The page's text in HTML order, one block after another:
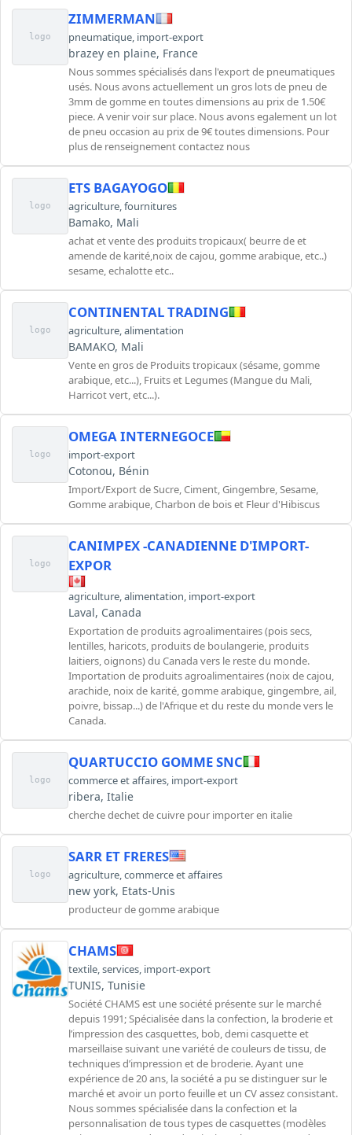
logo
ZIMMERMAN
pneumatique, import-export
brazey en plaine, France
Nous sommes spécialisés dans l'export de pneumatiques
usés. Nous avons actuellement un gros lots de pneu de
3mm de gomme en toutes dimensions au prix de 1.50€
piece. A venir voir sur place. Nous avons egalement un lot
de pneu occasion au prix de 9€ toutes dimensions. Pour
plus de renseignement contactez nous
logo
ETS BAGAYOGO
agriculture,fournitures
Bamako, Mali
achat et vente des produits tropicaux( beurre de et
amende de karité,noix de cajou, gomme arabique, etc..)
sesame, echalotte etc..
logo
CONTINENTAL TRADING
agriculture,alimentation
BAMAKO, Mali
Vente en gros de Produits tropicaux (sésame, gomme
arabique, etc...), Fruits et Legumes (Mangue du Mali,
Harricot vert, etc...).
logo
OMEGA INTERNEGOCE
import-export
Cotonou, Bénin
Import/Export de Sucre, Ciment, Gingembre, Sesame,
Gomme arabique, Charbon de bois et Fleur d'Hibiscus
logo
CANIMPEX -CANADIENNE D'IMPORT-
EXPOR
agriculture,alimentation, import-export
Laval, Canada
Exportation de produits agroalimentaires (pois secs,
lentilles, haricots, produits de boulangerie, produits
laitiers, oignons) du Canada vers le reste du monde.
Importation de produits agroalimentaires (noix de cajou,
arachide, noix de karité, gomme arabique, gingembre, ail,
poivre, bissap...) de l'Afrique et du reste du monde vers le
Canada.
logo
QUARTUCCIO GOMME SNC
commerce et affaires, import-export
ribera, Italie
cherche dechet de cuivre pour importer en italie
logo
SARR ET FRERES
agriculture,commerce et affaires
new york, Etats-Unis
producteur de gomme arabique
CHAMS
textile,services, import-export
TUNIS, Tunisie
Société CHAMS est une société présente sur le marché
depuis 1991; Spécialisée dans la confection, la broderie et
l’impression des casquettes, bob, demi casquette et
marseillaise suivant une variété de couleurs de tissu, de
techniques d’impression et de broderie. Ayant une
expérience de 20 ans, la société a pu se distinguer sur le
marché et avoir un porto feuille et un CV assez consistant.
Nous sommes spécialisée dans la confection et la
personnalisation de tous types de casquettes (modèles